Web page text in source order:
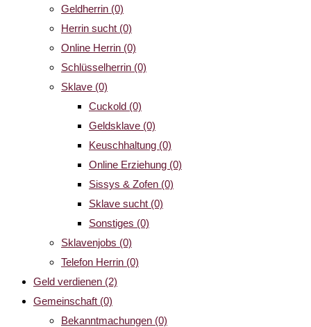
Geldherrin (0)
Herrin sucht (0)
Online Herrin (0)
Schlüsselherrin (0)
Sklave (0)
Cuckold (0)
Geldsklave (0)
Keuschhaltung (0)
Online Erziehung (0)
Sissys & Zofen (0)
Sklave sucht (0)
Sonstiges (0)
Sklavenjobs (0)
Telefon Herrin (0)
Geld verdienen (2)
Gemeinschaft (0)
Bekanntmachungen (0)